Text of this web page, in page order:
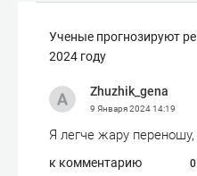
Ученые прогнозируют
2024 году
Zhuzhik_gena
9 Января 202414:19
Я легче жару
к комментарию 0